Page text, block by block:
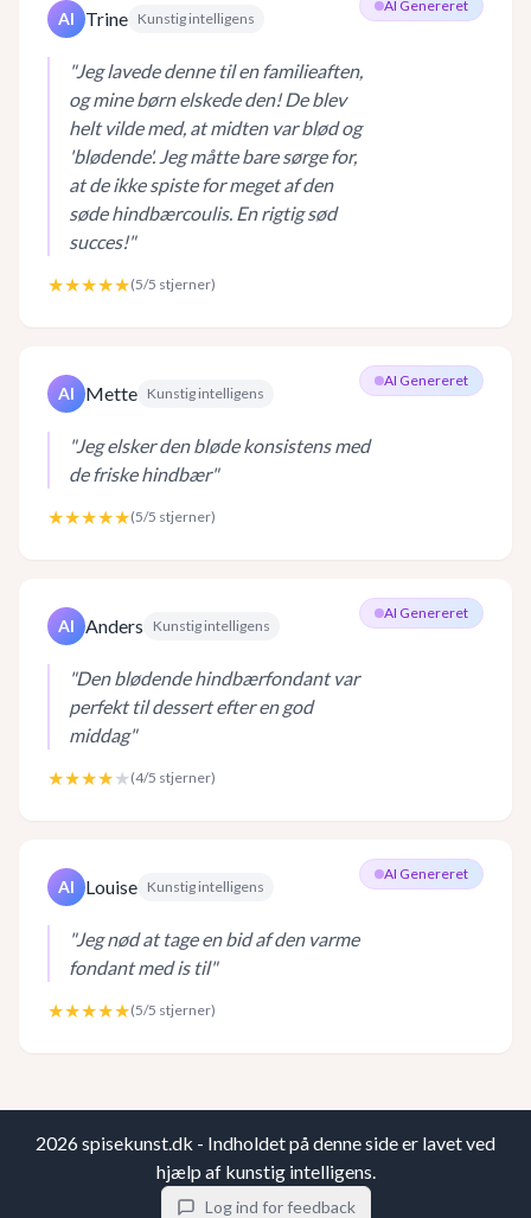
AI Genereret
AI Trine Kunstig intelligens
"Jeg lavede denne til en familieaften,
og mine børn elskede den! De blev
helt vilde med, at midten var blød og
'blødende'. Jeg måtte bare sørge for,
at de ikke spiste for meget af den
søde hindbærcoulis. En rigtig sød
succes!"
★★★★★(5/5 stjerner)
AI Genereret
AI Mette Kunstig intelligens
"Jeg elsker den bløde konsistens med
de friske hindbær"
★★★★★(5/5 stjerner)
AI Genereret
AI Anders Kunstig intelligens
"Den blødende hindbærfondant var
perfekt til dessert efter en god
middag"
★★★★★ (4/5 stjerner)
AI Genereret
AI Louise Kunstig intelligens
"Jeg nød at tage en bid af den varme
fondant med is til"
★★★★★(5/5 stjerner)
2026spisekunst.dk - Indholdet på denne side er lavet ved
hjælp af kunstig intelligens.
Log ind for feedback